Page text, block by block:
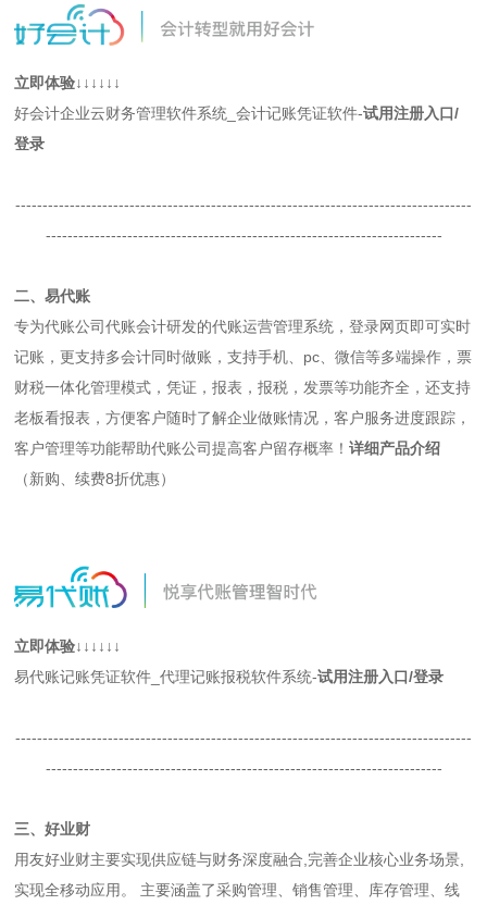
立即体验↓↓↓↓↓↓
好会计企业云财务管理软件系统_会计记账凭证软件-试用注册入口/
登录
------------------------------------------------------------------------------------
-------------------------------------------------------------------------
二、易代账
专为代账公司代账会计研发的代账运营管理系统，登录网页即可实时
记账，更支持多会计同时做账，支持手机、pc、微信等多端操作，票
财税一体化管理模式，凭证，报表，报税，发票等功能齐全，还支持
老板看报表，方便客户随时了解企业做账情况，客户服务进度跟踪，
客户管理等功能帮助代账公司提高客户留存概率！详细产品介绍
（新购、续费8折优惠）
立即体验↓↓↓↓↓↓
易代账记账凭证软件_代理记账报税软件系统-试用注册入口/登录
------------------------------------------------------------------------------------
-------------------------------------------------------------------------
三、好业财
用友好业财主要实现供应链与财务深度融合,完善企业核心业务场景,
实现全移动应用。 主要涵盖了采购管理、销售管理、库存管理、线